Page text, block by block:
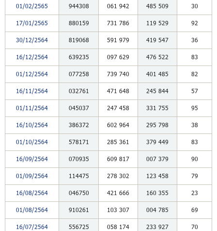
01/02/2565 944308 061 942 485 509 30
17/01/2565 880159 731 786 119 529 92
30/12/2564 819068 591 979 419 547 36
16/12/2564 639235 097 629 476 522 83
01/12/2564 077258 739 740 401 485 82
16/11/2564 032761 471 648 245 844 57
01/11/2564 045037 247 458 331 755 95
16/10/2564 386372 602 964 295 798 38
01/10/2564 578171 285 361 379 449 83
16/09/2564 070935 609 817 007 379 90
01/09/2564 114475 278 302 123 458 79
16/08/2564 046750 421 666 160 355 23
01/08/2564 910261 103 307 004 785 69
16/07/2564 556725 058 174 233 927 70